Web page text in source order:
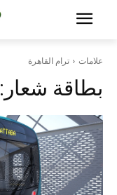
علامات ترام القاهرة
بطاقة شعار: